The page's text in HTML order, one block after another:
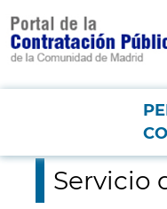
contenido
principal
MenúServicio de
Servicio